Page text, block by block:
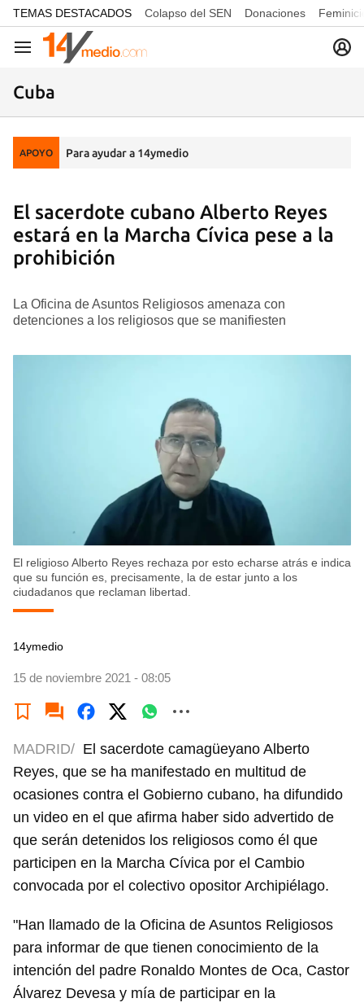
common.go-to-content
TEMAS DESTACADOS Colapso del SEN Donaciones
Navegación
Cuba
APOYO Para ayudar a 14ymedio
El sacerdote cubano Alberto Reyes
estará en la Marcha Cívica pese a la
prohibición
La Oficina de Asuntos Religiosos amenaza con
detenciones a los religiosos que se manifiesten
El religioso Alberto Reyes rechaza por esto echarse atrás e indica
que su función es, precisamente, la de estar junto a los
ciudadanos que reclaman libertad.
14ymedio
15 de noviembre 2021 - 08:05
MADRID/ El sacerdote camagüeyano Alberto
Reyes, que se ha manifestado en multitud de
ocasiones contra el Gobierno cubano, ha difundido
un video en el que afirma haber sido advertido de
que serán detenidos los religiosos como él que
participen en la Marcha Cívica por el Cambio
convocada por el colectivo opositor Archipiélago.
"Han llamado de la Oficina de Asuntos Religiosos
para informar de que tienen conocimiento de la
intención del padre Ronaldo Montes de Oca, Castor
Álvarez Devesa y mía de participar en la